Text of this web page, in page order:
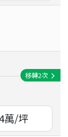
移轉2次
萬/坪